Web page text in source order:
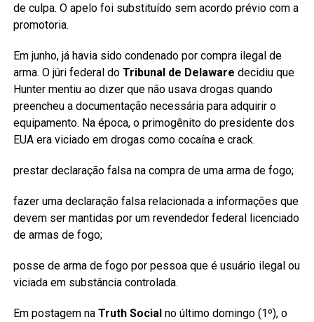
de culpa. O apelo foi substituído sem acordo prévio com a
promotoria.
Em junho, já havia sido condenado por compra ilegal de
arma. O júri federal do Tribunal de Delaware decidiu que
Hunter mentiu ao dizer que não usava drogas quando
preencheu a documentação necessária para adquirir o
equipamento. Na época, o primogênito do presidente dos
EUA era viciado em drogas como cocaína e crack.
prestar declaração falsa na compra de uma arma de fogo;
fazer uma declaração falsa relacionada a informações que
devem ser mantidas por um revendedor federal licenciado
de armas de fogo;
posse de arma de fogo por pessoa que é usuário ilegal ou
viciada em substância controlada.
Em postagem na Truth Socialno último domingo (1º), o